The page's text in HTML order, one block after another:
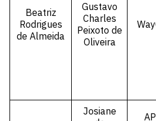
Beatriz
Rodrigues
de Almeida
Gustavo
Charles
Peixoto de
Oliveira
Josiane